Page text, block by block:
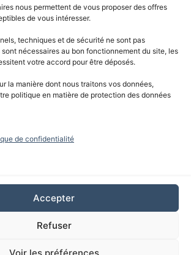
nous permettent de vous proposer des offres
de vous intéresser.
techniques et de sécurité ne sont pas
nécessaires au bon fonctionnement du site, les
votre accord pour être déposés.
la manière dont nous traitons vos données,
politique en matière de protection des données
de confidentialité
Accepter
Refuser
Voir les préférences
Contact À propos Détail produits
de confidentialité